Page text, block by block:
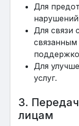
Для
Для связи
Для
услуг.
3.
лицам